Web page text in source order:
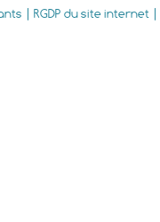
RGDP du site internet